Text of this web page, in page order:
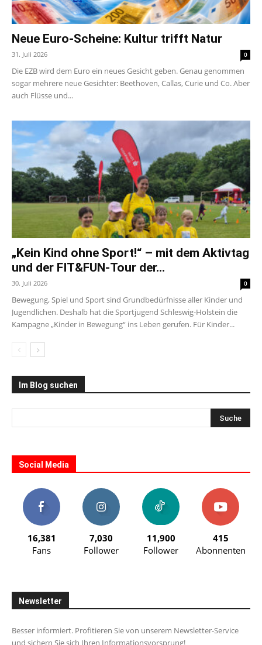
Neue Euro-Scheine: Kultur trifft Natur
31. Juli 2026 0
Die EZB wird dem Euro ein neues Gesicht geben. Genau genommen
sogar mehrere neue Gesichter: Beethoven, Callas, Curie und Co. Aber
auch Flüsse und...
„Kein Kind ohne Sport!“ – mit dem Aktivtag
und der FIT&FUN-Tour der...
30. Juli 2026 0
Bewegung, Spiel und Sport sind Grundbedürfnisse aller Kinder und
Jugendlichen. Deshalb hat die Sportjugend Schleswig-Holstein die
Kampagne „Kinder in Bewegung“ ins Leben gerufen. Für Kinder...
Im Blog suchen
Social Media
16,381
Fans
7,030
Follower
11,900
Follower
415
Abonnenten
Newsletter
Besser informiert. Profitieren Sie von unserem Newsletter-Service
und sichern Sie sich Ihren Informationsvorsprung!